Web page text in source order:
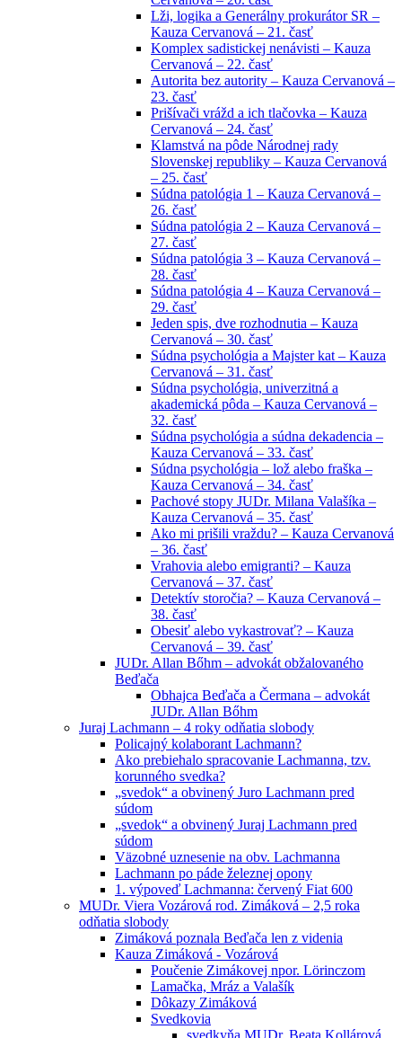
Lži, logika a Generálny prokurátor SR –
Kauza Cervanová – 21. časť
Komplex sadistickej nenávisti – Kauza
Cervanová – 22. časť
Autorita bez autority – Kauza Cervanová –
23. časť
Prišívači vrážd a ich tlačovka – Kauza
Cervanová – 24. časť
Klamstvá na pôde Národnej rady
Slovenskej republiky – Kauza Cervanová
– 25. časť
Súdna patológia 1 – Kauza Cervanová –
26. časť
Súdna patológia 2 – Kauza Cervanová –
27. časť
Súdna patológia 3 – Kauza Cervanová –
28. časť
Súdna patológia 4 – Kauza Cervanová –
29. časť
Jeden spis, dve rozhodnutia – Kauza
Cervanová – 30. časť
Súdna psychológia a Majster kat – Kauza
Cervanová – 31. časť
Súdna psychológia, univerzitná a
akademická pôda – Kauza Cervanová –
32. časť
Súdna psychológia a súdna dekadencia –
Kauza Cervanová – 33. časť
Súdna psychológia – lož alebo fraška –
Kauza Cervanová – 34. časť
Pachové stopy JUDr. Milana Valašíka –
Kauza Cervanová – 35. časť
Ako mi prišili vraždu? – Kauza Cervanová
– 36. časť
Vrahovia alebo emigranti? – Kauza
Cervanová – 37. časť
Detektív storočia? – Kauza Cervanová –
38. časť
Obesiť alebo vykastrovať? – Kauza
Cervanová – 39. časť
JUDr. Allan Bőhm – advokát obžalovaného
Beďača
Obhajca Beďača a Čermana – advokát
JUDr. Allan Bőhm
Juraj Lachmann – 4 roky odňatia slobody
Policajný kolaborant Lachmann?
Ako prebiehalo spracovanie Lachmanna, tzv.
korunného svedka?
„svedok“ a obvinený Juro Lachmann pred
súdom
„svedok“ a obvinený Juraj Lachmann pred
súdom
Väzobné uznesenie na obv. Lachmanna
Lachmann po páde železnej opony
1. výpoveď Lachmanna: červený Fiat 600
MUDr. Viera Vozárová rod. Zimáková – 2,5 roka
odňatia slobody
Zimáková poznala Beďača len z videnia
Kauza Zimáková - Vozárová
Poučenie Zimákovej npor. Lörinczom
Lamačka, Mráz a Valašík
Dôkazy Zimáková
Svedkovia
svedkyňa MUDr. Beata Kollárová